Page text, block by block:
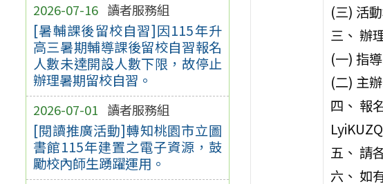
2026-07-16 讀者服務組
[暑輔課後留校自習]因115年升
高三暑期輔導課後留校自習報名
人數未達開設人數下限，故停止
辦理暑期留校自習。
2026-07-01 讀者服務組
[閱讀推廣活動]轉知桃園市立圖
書館115年建置之電子資源，鼓
勵校內師生踴躍運用。
(三) 活
三、 辦
(一) 指
(二) 主
四、 報
五、 請
六、 如